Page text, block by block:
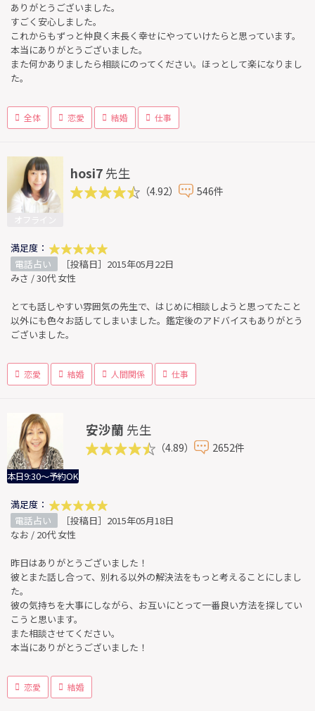
ありがとうございました。
すごく安心しました。
これからもずっと仲良く末長く幸せにやっていけたらと思っています。
本当にありがとうございました。
また何かありましたら相談にのってください。ほっとして楽になりまし
た。
全体 恋愛 結婚 仕事
hosi7 先生
（4.92） 546件
満足度：
電話占い
［投稿日］2015年05月22日
みさ / 30代 女性
とても話しやすい雰囲気の先生で、はじめに相談しようと思ってたこと
以外にも色々お話してしまいました。鑑定後のアドバイスもありがとう
ございました。
恋愛 結婚 人間関係 仕事
本日9:30～予約OK
安沙蘭 先生
（4.89） 2652件
満足度：
電話占い
［投稿日］2015年05月18日
なお / 20代 女性
昨日はありがとうございました！
彼とまた話し合って、別れる以外の解決法をもっと考えることにしまし
た。
彼の気持ちを大事にしながら、お互いにとって一番良い方法を探してい
こうと思います。
また相談させてください。
本当にありがとうございました！
恋愛 結婚